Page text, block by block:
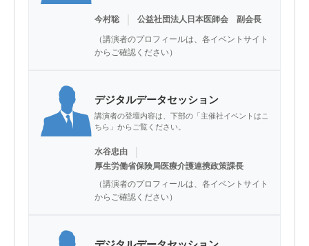
今村聡 公益社団法人日本医師会 副会長
（講演者のプロフィールは、各イベントサイト
からご確認ください）
デジタルデータセッション
講演者の登壇内容は、下部の「主催社イベントはこ
ちら」からご覧ください。
水谷忠由
厚生労働省保険局医療介護連携政策課長
（講演者のプロフィールは、各イベントサイト
からご確認ください）